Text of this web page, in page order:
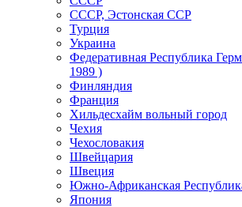
СССР, Эстонская ССР
Турция
Украина
Федеративная Республика
1989 )
Финляндия
Франция
Хильдесхайм вольный город
Чехия
Чехословакия
Швейцария
Швеция
Южно-Африканская
Япония